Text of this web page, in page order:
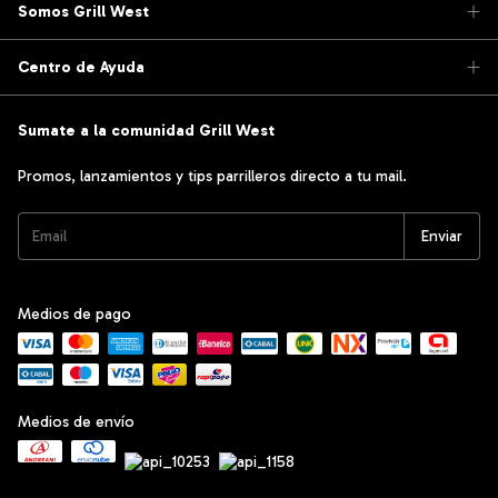
Somos Grill West
Centro de Ayuda
Sumate a la comunidad Grill West
Promos, lanzamientos y tips parrilleros directo a tu mail.
Medios de pago
Medios de envío